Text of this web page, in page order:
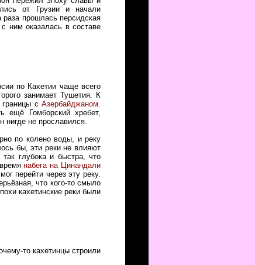
от Грузии и начали
раза прошлась персидская
ним оказалась в составе
по Кахетии чаще всего
занимает Тушетия. К
границы сАзербайджаном
ещё Гомборский хребет,
нигде не прославился.
по колено воды, и реку
бы, эти реки не влияют
глубока и быстра, что
времянабега на Цинандали
перейти через эту реку.
что кого-то смыло
кахетинские реки были
то кахетинцы строили